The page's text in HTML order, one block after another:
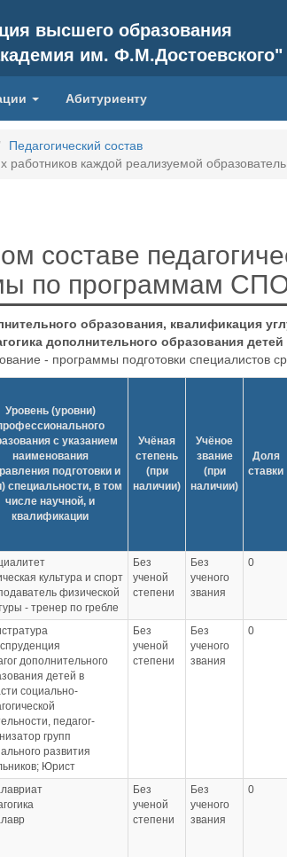
высшего образования
им. Ф.М.Достоевского"
Абитуриенту
Педагогический состав
работников каждой реализуемой
составе
по программам
образования, квалификация
дополнительного образования
- программы подготовки специалистов
Уровень (уровни)
с указанием
наименования
подготовки и
специальности, в том
числе научной, и
квалификации
Учёная
степень
(при
наличии)
Учёное
звание
(при
наличии)
Доля
ставки
культура и спорт
физической
- тренер по гребле
Без
ученой
степени
Без
ученого
звания
0
дополнительного
детей в
социально-
педагог-
групп
развития
Юрист
Без
ученой
степени
Без
ученого
звания
0
Без
ученой
степени
Без
ученого
звания
0